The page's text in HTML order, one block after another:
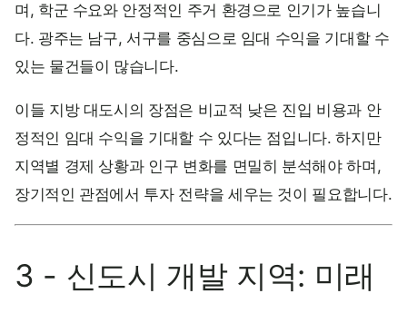
며, 학군 수요와 안정적인 주거 환경으로 인기가 높습니
다. 광주는 남구, 서구를 중심으로 임대 수익을 기대할 수
있는 물건들이 많습니다.
이들 지방 대도시의 장점은 비교적 낮은 진입 비용과 안
정적인 임대 수익을 기대할 수 있다는 점입니다. 하지만
지역별 경제 상황과 인구 변화를 면밀히 분석해야 하며,
장기적인 관점에서 투자 전략을 세우는 것이 필요합니다.
3 - 신도시 개발 지역: 미래